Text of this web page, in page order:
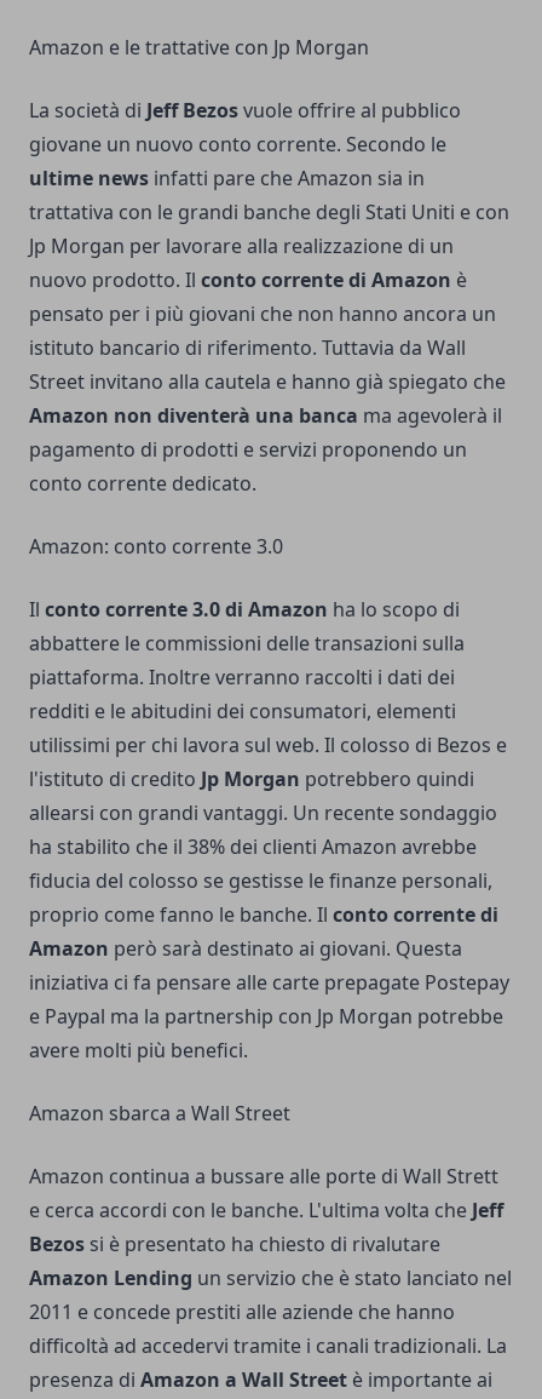
Amazon e le trattative con Jp Morgan
La società di Jeff Bezosvuole offrire al pubblico
giovane un nuovo conto corrente. Secondo le
ultime news infatti pare che Amazon sia in
trattativa con le grandi banche degli Stati Uniti e con
Jp Morgan per lavorare alla realizzazione di un
nuovo prodotto. Il conto corrente di Amazon è
pensato per i più giovani che non hanno ancora un
istituto bancario di riferimento. Tuttavia da Wall
Street invitano alla cautela e hanno già spiegato che
Amazon non diventerà una banca ma agevolerà il
pagamento di prodotti e servizi proponendo un
conto corrente dedicato.
Amazon: conto corrente 3.0
Il conto corrente 3.0 di Amazon ha lo scopo di
abbattere le commissioni delle transazioni sulla
piattaforma. Inoltre verranno raccolti i dati dei
redditi e le abitudini dei consumatori, elementi
utilissimi per chi lavora sul web. Il colosso di Bezos e
l'istituto di credito Jp Morgan potrebbero quindi
allearsi con grandi vantaggi. Un recente sondaggio
ha stabilito che il 38% dei clienti Amazon avrebbe
fiducia del colosso se gestisse le finanze personali,
proprio come fanno le banche. Il conto corrente di
Amazon però sarà destinato ai giovani. Questa
iniziativa ci fa pensare alle carte prepagate Postepay
e Paypal ma la partnership con Jp Morgan potrebbe
avere molti più benefici.
Amazon sbarca a Wall Street
Amazon continua a bussare alle porte di Wall Strett
e cerca accordi con le banche. L'ultima volta che Jeff
Bezos si è presentato ha chiesto di rivalutare
Amazon Lending un servizio che è stato lanciato nel
2011 e concede prestiti alle aziende che hanno
difficoltà ad accedervi tramite i canali tradizionali. La
presenza di Amazon a Wall Street è importante ai